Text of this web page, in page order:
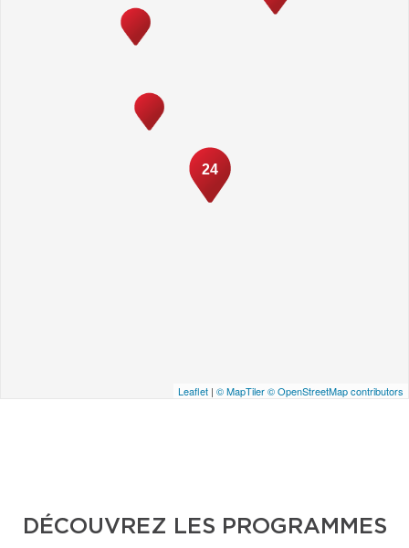
24
Leaflet | © MapTiler© OpenStreetMap contributors
DÉCOUVREZ LES PROGRAMMES